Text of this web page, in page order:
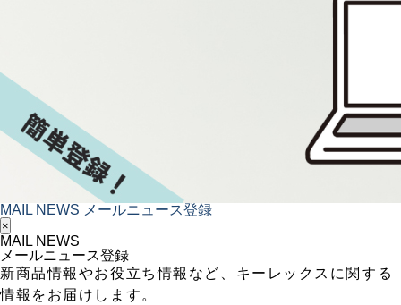
MAIL NEWS メールニュース登録
×
MAIL NEWS
メールニュース登録
新商品情報やお役立ち情報など、キーレックスに関する
情報をお届けします。